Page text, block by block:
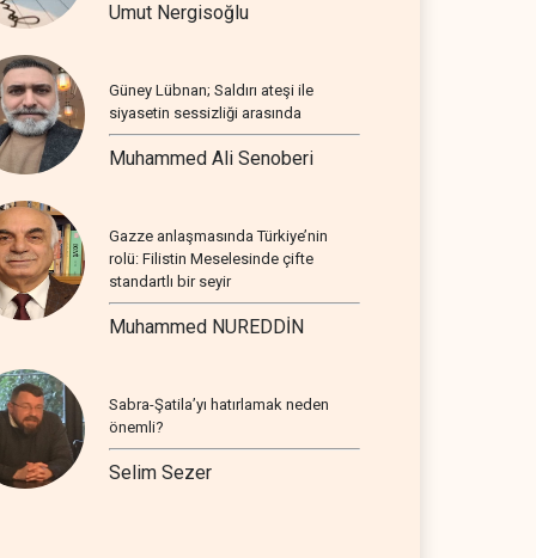
Umut Nergisoğlu
Güney Lübnan; Saldırı ateşi ile
siyasetin sessizliği arasında
Muhammed Ali Senoberi
Gazze anlaşmasında Türkiye’nin
rolü: Filistin Meselesinde çifte
standartlı bir seyir
Muhammed NUREDDİN
Sabra-Şatila’yı hatırlamak neden
önemli?
Selim Sezer